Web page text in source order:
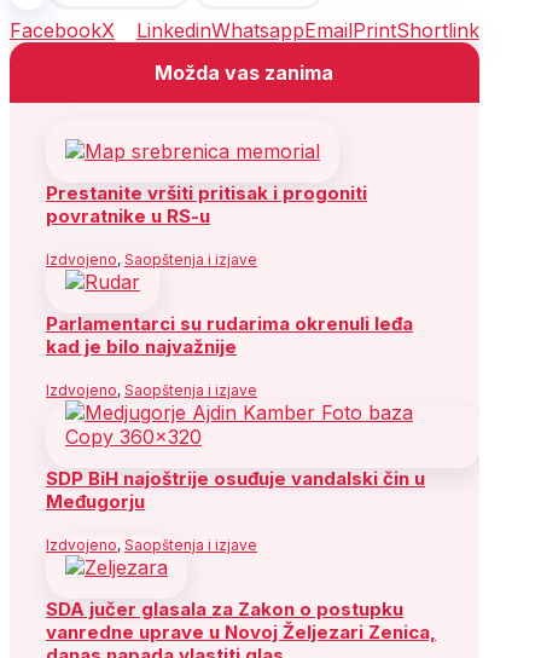
FacebookX LinkedinWhatsappEmailPrintShortlink
Možda vas zanima
Prestanite vršiti pritisak i progoniti
povratnike u RS-u
Izdvojeno, Saopštenja i izjave
Parlamentarci su rudarima okrenuli leđa
kad je bilo najvažnije
Izdvojeno, Saopštenja i izjave
SDP BiH najoštrije osuđuje vandalski čin u
Međugorju
Izdvojeno, Saopštenja i izjave
SDA jučer glasala za Zakon o postupku
vanredne uprave u Novoj Željezari Zenica,